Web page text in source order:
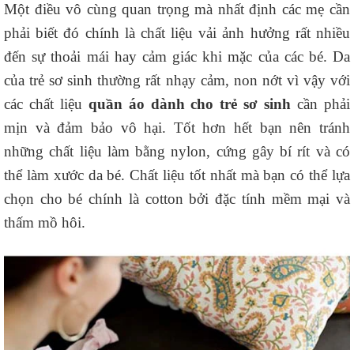
Một điều vô cùng quan trọng mà nhất định các mẹ cần
phải biết đó chính là chất liệu vải ảnh hưởng rất nhiều
đến sự thoải mái hay cảm giác khi mặc của các bé. Da
của trẻ sơ sinh thường rất nhạy cảm, non nớt vì vậy với
các chất liệu quần áo dành cho trẻ sơ sinh cần phải
mịn và đảm bảo vô hại. Tốt hơn hết bạn nên tránh
những chất liệu làm bằng nylon, cứng gây bí rít và có
thể làm xước da bé. Chất liệu tốt nhất mà bạn có thể lựa
chọn cho bé chính là cotton bởi đặc tính mềm mại và
thấm mồ hôi.